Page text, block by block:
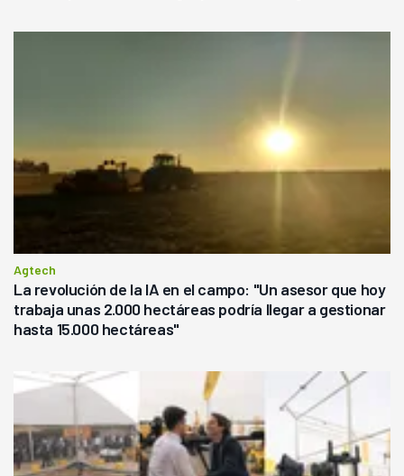
Agtech
La revolución de la IA en el campo: "Un asesor que hoy
trabaja unas 2.000 hectáreas podría llegar a gestionar
hasta 15.000 hectáreas"